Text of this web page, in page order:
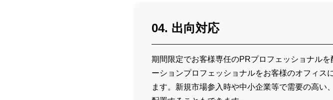
04. 出向対応
期間限定でお客様専任のPRプロフェッショナル
ーションプロフェッショナルをお客様のオフィス
ます。新規市場参入時や中小企業等で需要の高